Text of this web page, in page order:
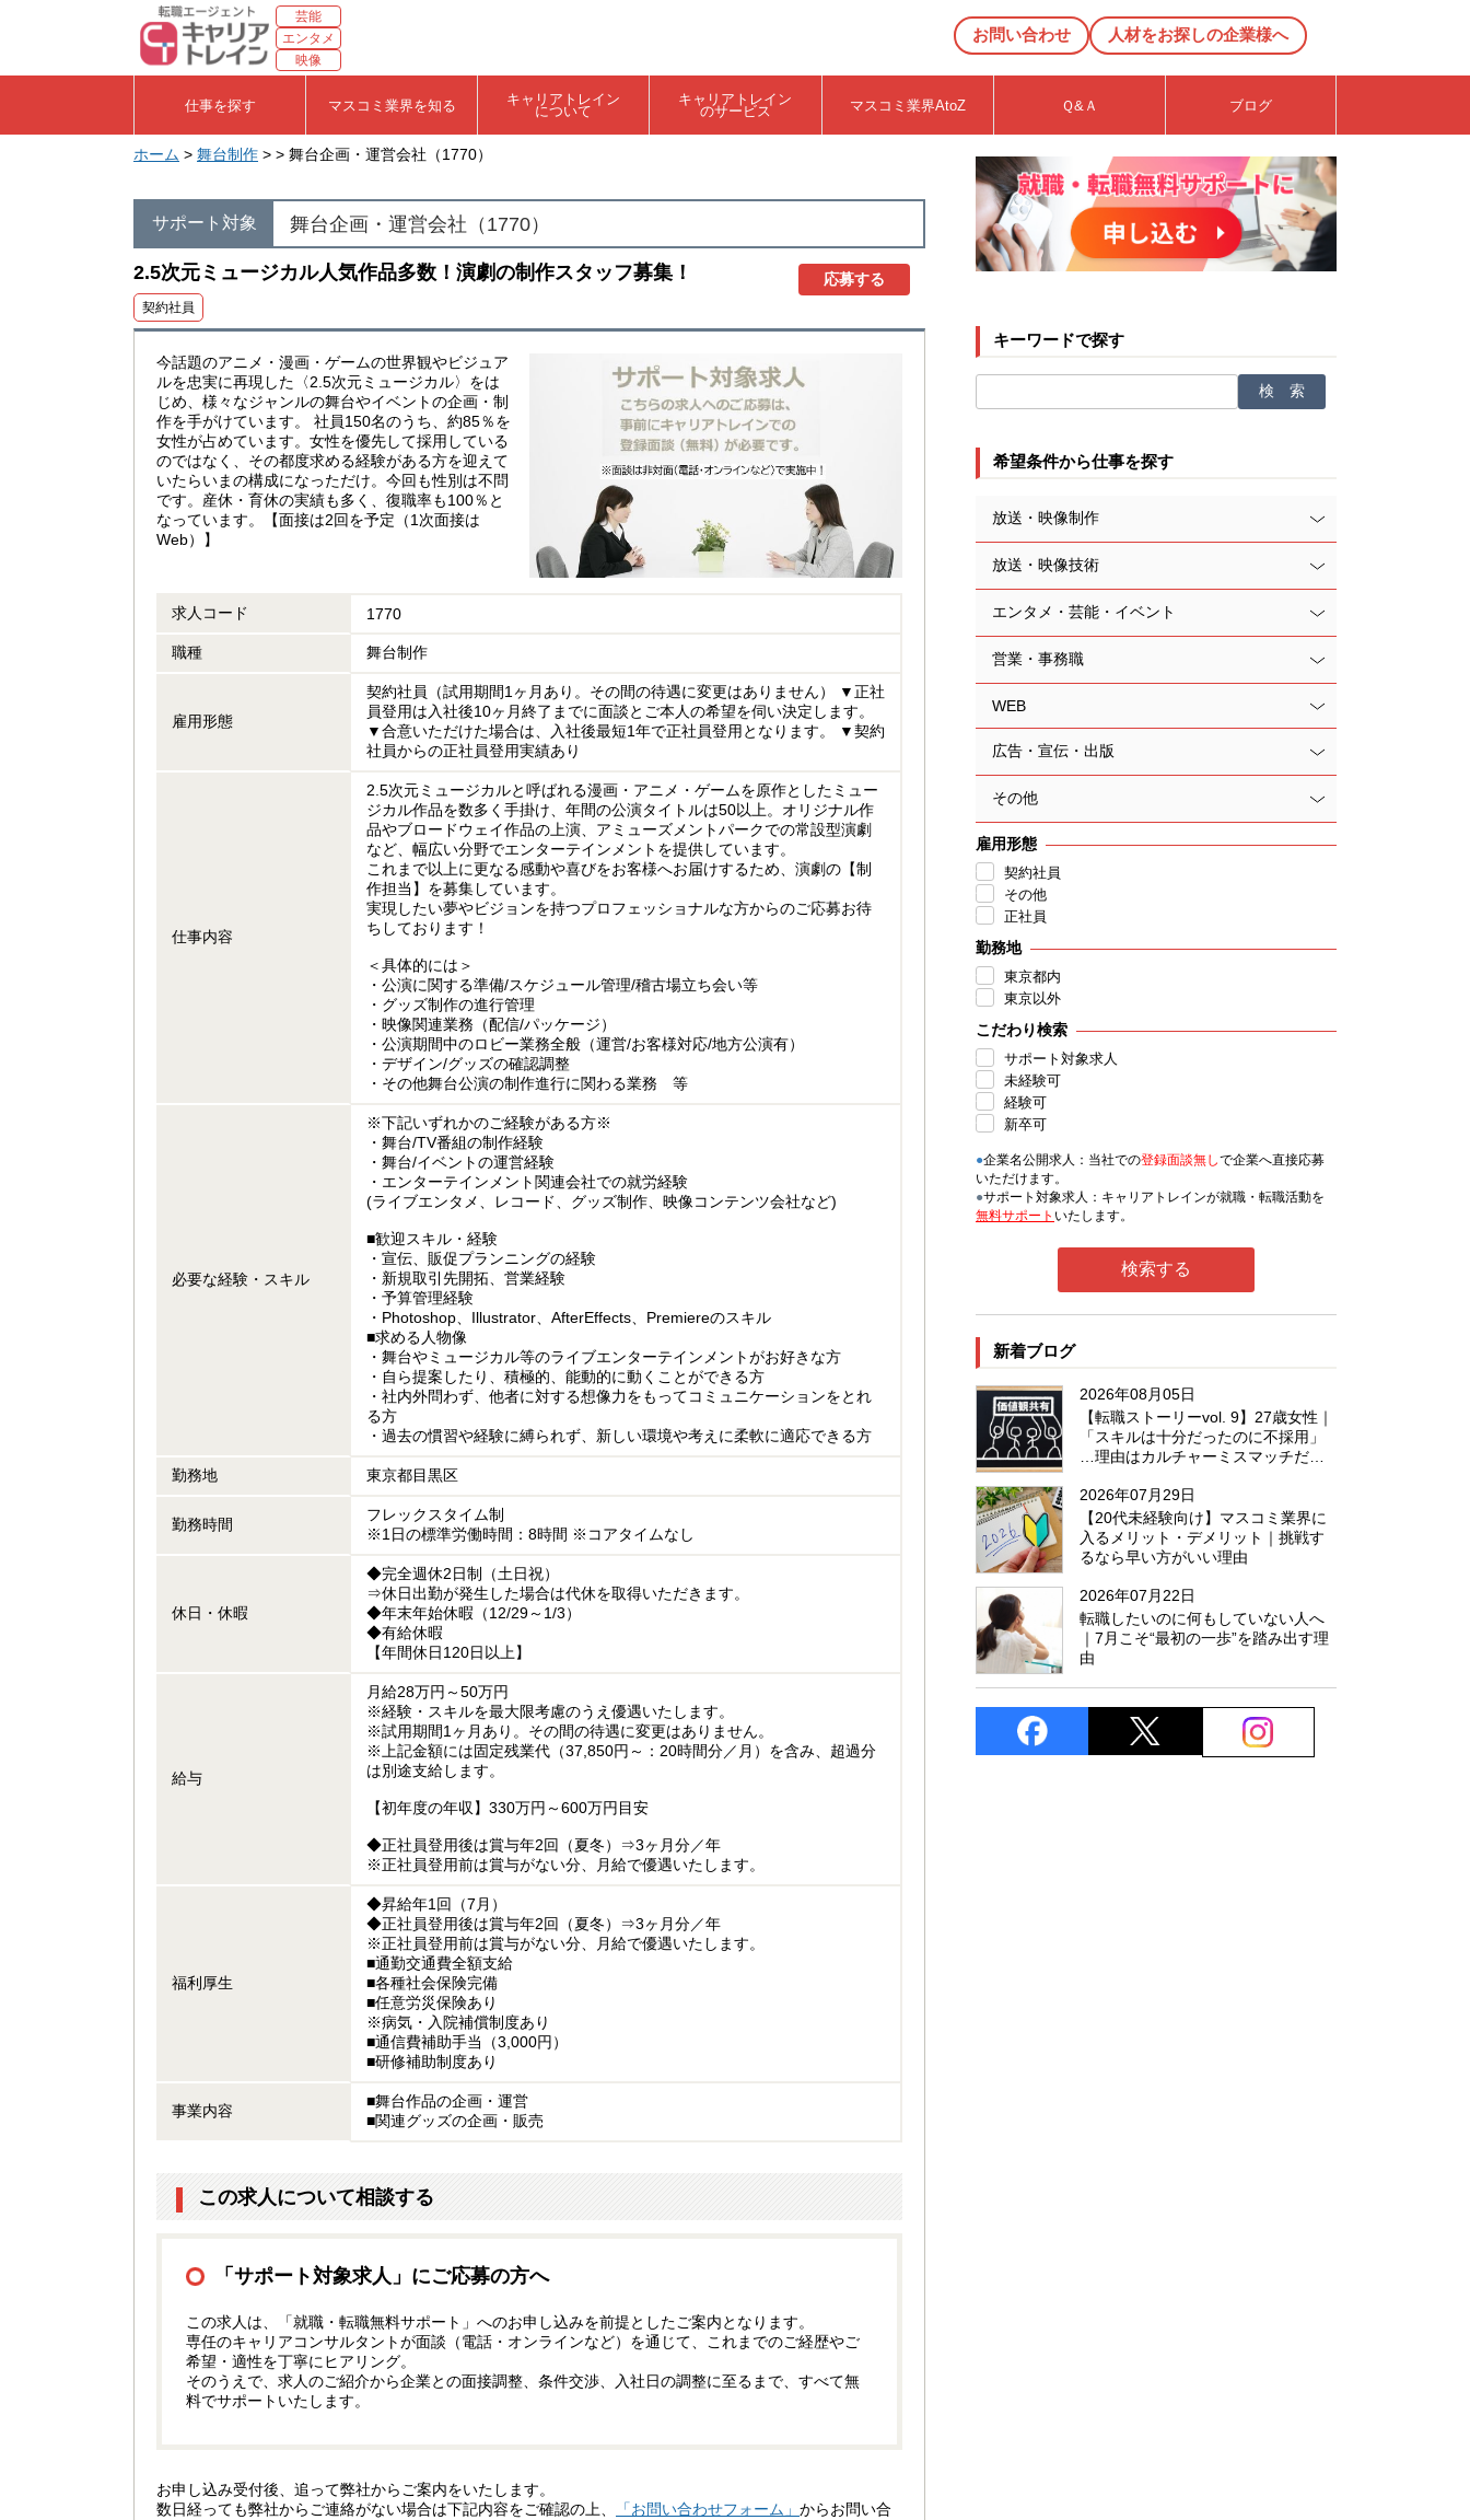
芸能
エンタメ
映像
お問い合わせ 人材をお探しの企業様へ
仕事を探す マスコミ業界を知る キャリアトレイン
について
キャリアトレイン
のサービス マスコミ業界AtoZ Ｑ&Ａ ブログ
ホーム > 舞台制作 > > 舞台企画・運営会社（1770）
サポート対象 舞台企画・運営会社（1770）
応募する
2.5次元ミュージカル人気作品多数！演劇の制作スタッフ募集！
契約社員
今話題のアニメ・漫画・ゲームの世界観やビジュア
ルを忠実に再現した〈2.5次元ミュージカル〉をは
じめ、様々なジャンルの舞台やイベントの企画・制
作を手がけています。 社員150名のうち、約85％を
女性が占めています。女性を優先して採用している
のではなく、その都度求める経験がある方を迎えて
いたらいまの構成になっただけ。今回も性別は不問
です。産休・育休の実績も多く、復職率も100％と
なっています。【面接は2回を予定（1次面接は
Web）】
求人コード 1770
職種 舞台制作
雇用形態
契約社員（試用期間1ヶ月あり。その間の待遇に変更はありません） ▼正社
員登用は入社後10ヶ月終了までに面談とご本人の希望を伺い決定します。
▼合意いただけた場合は、入社後最短1年で正社員登用となります。 ▼契約
社員からの正社員登用実績あり
仕事内容
2.5次元ミュージカルと呼ばれる漫画・アニメ・ゲームを原作としたミュー
ジカル作品を数多く手掛け、年間の公演タイトルは50以上。オリジナル作
品やブロードウェイ作品の上演、アミューズメントパークでの常設型演劇
など、幅広い分野でエンターテインメントを提供しています。
これまで以上に更なる感動や喜びをお客様へお届けするため、演劇の【制
作担当】を募集しています。
実現したい夢やビジョンを持つプロフェッショナルな方からのご応募お待
ちしております！
＜具体的には＞
・公演に関する準備/スケジュール管理/稽古場立ち会い等
・グッズ制作の進行管理
・映像関連業務（配信/パッケージ）
・公演期間中のロビー業務全般（運営/お客様対応/地方公演有）
・デザイン/グッズの確認調整
・その他舞台公演の制作進行に関わる業務 等
必要な経験・スキル
※下記いずれかのご経験がある方※
・舞台/TV番組の制作経験
・舞台/イベントの運営経験
・エンターテインメント関連会社での就労経験
(ライブエンタメ、レコード、グッズ制作、映像コンテンツ会社など)
■歓迎スキル・経験
・宣伝、販促プランニングの経験
・新規取引先開拓、営業経験
・予算管理経験
・Photoshop、Illustrator、AfterEffects、Premiereのスキル
■求める人物像
・舞台やミュージカル等のライブエンターテインメントがお好きな方
・自ら提案したり、積極的、能動的に動くことができる方
・社内外問わず、他者に対する想像力をもってコミュニケーションをとれ
る方
・過去の慣習や経験に縛られず、新しい環境や考えに柔軟に適応できる方
勤務地 東京都目黒区
勤務時間
フレックスタイム制
※1日の標準労働時間：8時間 ※コアタイムなし
休日・休暇
◆完全週休2日制（土日祝）
⇒休日出勤が発生した場合は代休を取得いただきます。
◆年末年始休暇（12/29～1/3）
◆有給休暇
【年間休日120日以上】
給与
月給28万円～50万円
※経験・スキルを最大限考慮のうえ優遇いたします。
※試用期間1ヶ月あり。その間の待遇に変更はありません。
※上記金額には固定残業代（37,850円～：20時間分／月）を含み、超過分
は別途支給します。
【初年度の年収】330万円～600万円目安
◆正社員登用後は賞与年2回（夏冬）⇒3ヶ月分／年
※正社員登用前は賞与がない分、月給で優遇いたします。
福利厚生
◆昇給年1回（7月）
◆正社員登用後は賞与年2回（夏冬）⇒3ヶ月分／年
※正社員登用前は賞与がない分、月給で優遇いたします。
■通勤交通費全額支給
■各種社会保険完備
■任意労災保険あり
※病気・入院補償制度あり
■通信費補助手当（3,000円）
■研修補助制度あり
事業内容
■舞台作品の企画・運営
■関連グッズの企画・販売
この求人について相談する
「サポート対象求人」にご応募の方へ
この求人は、「就職・転職無料サポート」へのお申し込みを前提としたご案内となります。
専任のキャリアコンサルタントが面談（電話・オンラインなど）を通じて、これまでのご経歴やご
希望・適性を丁寧にヒアリング。
そのうえで、求人のご紹介から企業との面接調整、条件交渉、入社日の調整に至るまで、すべて無
料でサポートいたします。
お申し込み受付後、追って弊社からご案内をいたします。
数日経っても弊社からご連絡がない場合は下記内容をご確認の上、
「お問い合わせフォーム」 からお問い合
キーワードで探す
希望条件から仕事を探す
放送・映像制作
放送・映像技術
エンタメ・芸能・イベント
営業・事務職
WEB
広告・宣伝・出版
その他
雇用形態
契約社員
その他
正社員
勤務地
東京都内
東京以外
こだわり検索
サポート対象求人
未経験可
経験可
新卒可
●企業名公開求人：当社での登録面談無しで企業へ直接応募
いただけます。
●サポート対象求人：キャリアトレインが就職・転職活動を
無料サポート いたします。
新着ブログ
2026年08月05日
【転職ストーリーvol. 9】27歳女性｜
「スキルは十分だったのに不採用」
…理由はカルチャーミスマッチだっ
2026年07月29日
【20代未経験向け】マスコミ業界に
入るメリット・デメリット｜挑戦す
るなら早い方がいい理由
2026年07月22日
転職したいのに何もしていない人へ
｜7月こそ“最初の一歩”を踏み出す理
由